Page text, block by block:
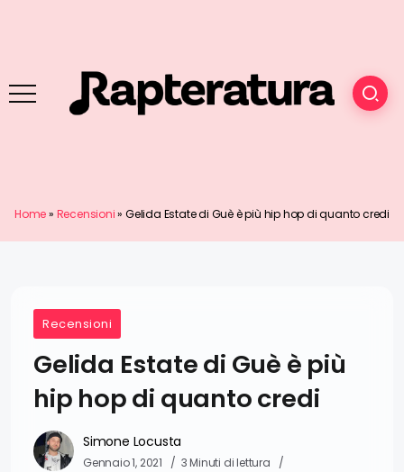
Home» Recensioni» Gelida Estate di Guè è più hip hop di quanto credi
Recensioni
Gelida Estate di Guè è più
hip hop di quanto credi
Simone Locusta
Gennaio 1, 2021
3 Minuti di lettura